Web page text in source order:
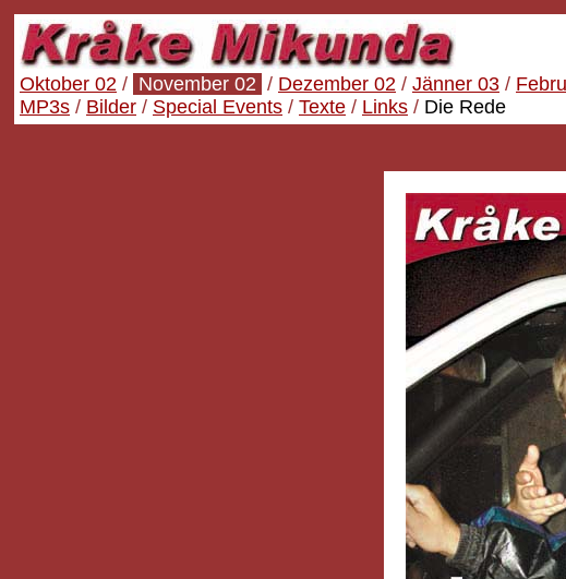
Oktober 02 / November 02 / Dezember 02 / Jänner 03 /
MP3s / Bilder / Special Events / Texte / Links / Die Rede